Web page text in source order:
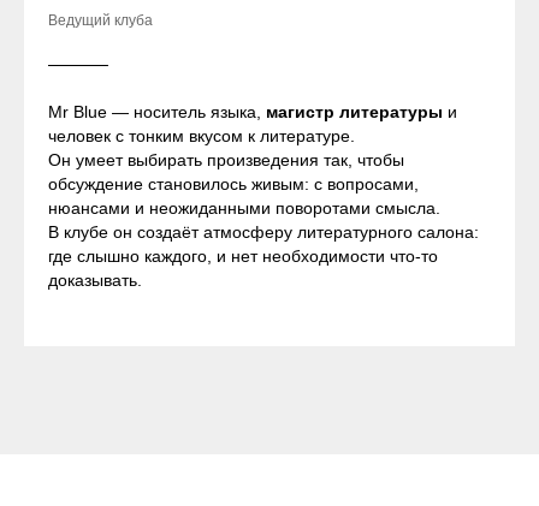
Ведущий клуба
Mr Blue — носитель языка, магистр литературы и
человек с тонким вкусом к литературе.
Он умеет выбирать произведения так, чтобы
обсуждение становилось живым: с вопросами,
нюансами и неожиданными поворотами смысла.
В клубе он создаёт атмосферу литературного салона:
где слышно каждого, и нет необходимости что-то
доказывать.